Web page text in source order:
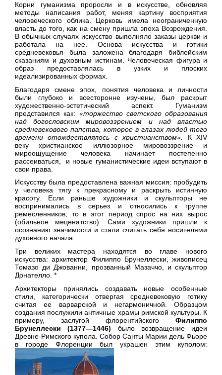
Корни гуманизма проросли и в искусстве, обновляя
методы написания работ, меняя картину восприятия
человеческого облика. Церковь имела неограниченную
власть до того, как на смену пришла эпоха Возрождения.
В обычных случаях искусство выполняло заказы церкви и
работала на нее. Основа искусства и готики
средневековья была заложена благодаря библейским
сказаниям и духовным истинам. Человеческая фигура и
образ предоставлялась в узких и плоских
идеализированных формах.
Благодаря смене эпох, понятия человека и личности
были глубоко и всесторонне изучены, был раскрыт
художественно-эстетический аспект. Гуманизм
представился как: «торжество светского образования
над богословским мировоззрением и над властью
средневекового папства, которое в глазах людей того
времени отождествлялось с христианством». К XIV
веку христианское иллюзорное мировоззрение и
мироощущение человека начинает постепенно
рассеиваться, и новые гуманистические идеи вступают в
свои права.
Искусству была предоставлена важная миссия: пробудить
у человека тягу к прекрасному и раскрыть истинную
красоту. Если раньше художники и скульпторы не
воспринимались в серьез и относились к группе
ремесленников, то в этот период спрос на них вырос
(обильное меценатство). Сами художники пришли к
осознанию значимости и стали считать себя носителями
духовного начала.
Три великих мастера находятся во главе нового
искусства: архитектор Филиппо Брунеллески, живописец
Томазо ди Джованни, прозванный Мазаччо, и скульптор
Донателло. *
Архитекторы принялись создавать новые особенные
стили, категорически отвергая средневековую готику
считая ее варварской и негармоничной. Образцом
создания послужили античные храмы римской культуры. К
примеру, заслугой флорентийского Филиппо
Брунеллески (1377—1446) было возвращение идеи
Древне-Римского купола. Собор Санты Марии дель Фьоре
в городе Флоренции был украшен этим куполом: